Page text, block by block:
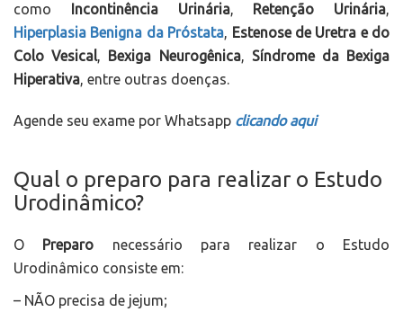
como
Incontinência Urinária, Retenção Urinária,
Hiperplasia Benigna da Próstata, Estenose de Uretra e do
Colo Vesical, Bexiga Neurogênica, Síndrome da Bexiga
Hiperativa, entre outras doenças.
Agende seu exame por Whatsapp clicando aqui
Qual o preparo para realizar o Estudo
Urodinâmico?
O Preparo necessário para realizar o Estudo
Urodinâmico consiste em:
– NÃO precisa de jejum;